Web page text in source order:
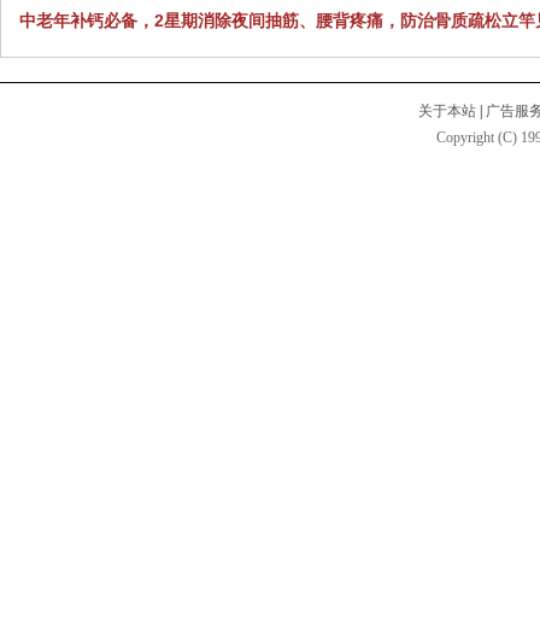
中老年补钙必备，2星期消除夜间抽筋、腰背疼痛，防治骨质疏松立竿
关于本站
广告服
Copyright (C)